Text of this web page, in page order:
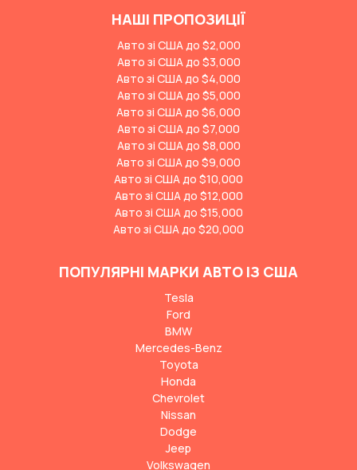
НАШІ ПРОПОЗИЦІЇ
Авто зі США до $2,000
Авто зі США до $3,000
Авто зі США до $4,000
Авто зі США до $5,000
Авто зі США до $6,000
Авто зі США до $7,000
Авто зі США до $8,000
Авто зі США до $9,000
Авто зі США до $10,000
Авто зі США до $12,000
Авто зі США до $15,000
Авто зі США до $20,000
ПОПУЛЯРНІ МАРКИ АВТО ІЗ США
Tesla
Ford
BMW
Mercedes-Benz
Toyota
Honda
Chevrolet
Nissan
Dodge
Jeep
Volkswagen